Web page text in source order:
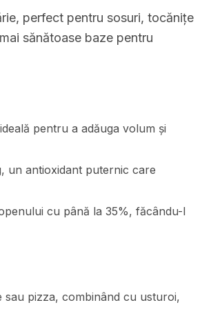
perfect pentru sosuri, tocănițe
sănătoase baze pentru
pentru a adăuga volum și
un antioxidant puternic care
cu până la 35%, făcându-l
sau pizza, combinând cu usturoi,